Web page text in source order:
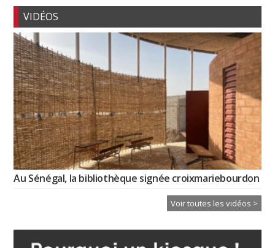
VIDÉOS
Au Sénégal, la bibliothèque signée croixmariebourdon
Voir toutes les vidéos >